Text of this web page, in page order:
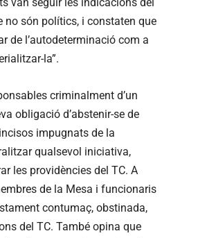
no són polítics, i constaten que
de l’autodeterminació com a
la”.
criminalment d’un
obligació d’abstenir-se de
impugnats de la
qualsevol iniciativa,
les providències del TC. A
de la Mesa i funcionaris
contumaç, obstinada,
del TC. També opina que